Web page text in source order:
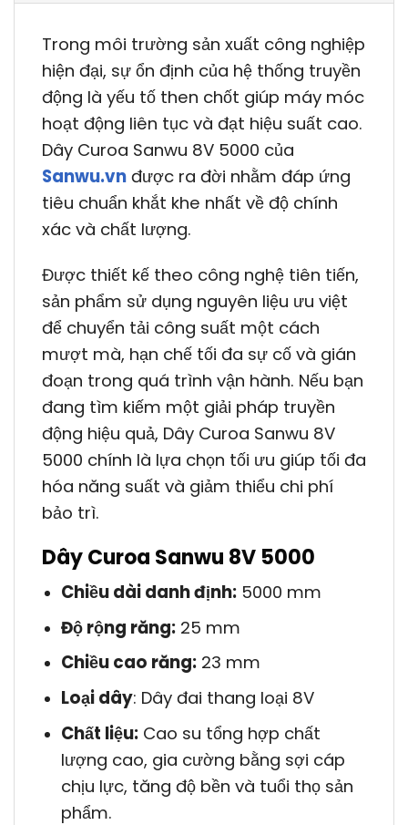
Trong môi trường sản xuất công nghiệp
hiện đại, sự ổn định của hệ thống truyền
động là yếu tố then chốt giúp máy móc
hoạt động liên tục và đạt hiệu suất cao.
Dây Curoa Sanwu 8V 5000 của
Sanwu.vn được ra đời nhằm đáp ứng
tiêu chuẩn khắt khe nhất về độ chính
xác và chất lượng.
Được thiết kế theo công nghệ tiên tiến,
sản phẩm sử dụng nguyên liệu ưu việt
để chuyển tải công suất một cách
mượt mà, hạn chế tối đa sự cố và gián
đoạn trong quá trình vận hành. Nếu bạn
đang tìm kiếm một giải pháp truyền
động hiệu quả, Dây Curoa Sanwu 8V
5000 chính là lựa chọn tối ưu giúp tối đa
hóa năng suất và giảm thiểu chi phí
bảo trì.
Dây Curoa Sanwu 8V 5000
Chiều dài danh định:5000 mm
Độ rộng răng:25 mm
Chiều cao răng:23 mm
Loại dây: Dây đai thang loại 8V
Chất liệu:Cao su tổng hợp chất
lượng cao, gia cường bằng sợi cáp
chịu lực, tăng độ bền và tuổi thọ sản
phẩm.